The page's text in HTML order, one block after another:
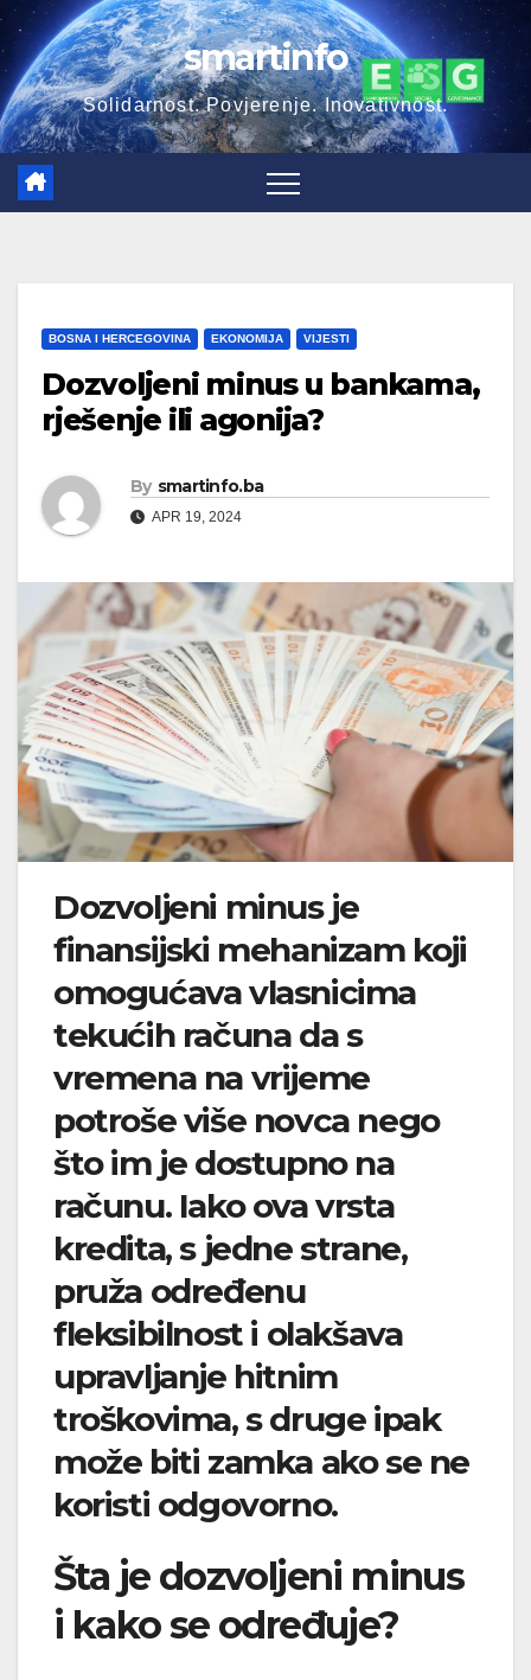
Skip
to
content
smartinfo
Solidarnost. Povjerenje. Inovativnost.
BOSNA I HERCEGOVINA EKONOMIJA VIJESTI
Dozvoljeni minus u bankama,
rješenje ili agonija?
By smartinfo.ba
APR 19, 2024
Dozvoljeni minus je
finansijski mehanizam koji
omogućava vlasnicima
tekućih računa da s
vremena na vrijeme
potroše više novca nego
što im je dostupno na
računu. Iako ova vrsta
kredita, s jedne strane,
pruža određenu
fleksibilnost i olakšava
upravljanje hitnim
troškovima, s druge ipak
može biti zamka ako se ne
koristi odgovorno.
Šta je dozvoljeni minus
i kako se određuje?